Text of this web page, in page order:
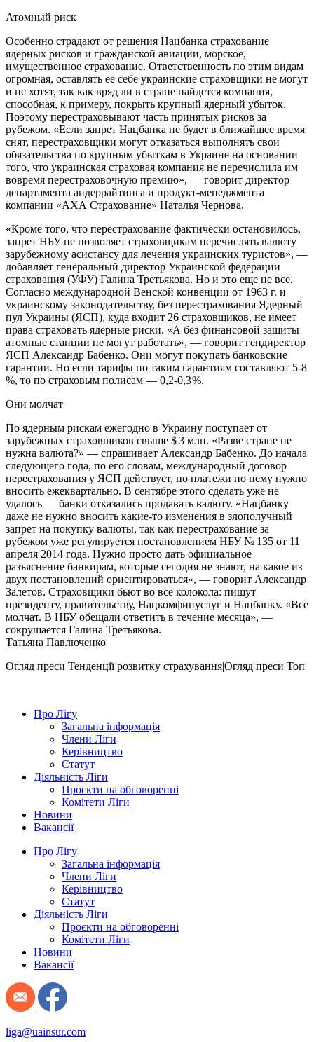
Атомный риск
Особенно страдают от решения Нацбанка страхование
ядерных рисков и гражданской авиации, морское,
имущественное страхование. Ответственность по этим видам
огромная, оставлять ее себе украинские страховщики не могут
и не хотят, так как вряд ли в стране найдется компания,
способная, к примеру, покрыть крупный ядерный убыток.
Поэтому перестраховывают часть принятых рисков за
рубежом. «Если запрет Нацбанка не будет в ближайшее время
снят, перестраховщики могут отказаться выполнять свои
обязательства по крупным убыткам в Украине на основании
того, что украинская страховая компания не перечислила им
вовремя перестраховочную премию», — говорит директор
департамента андеррайтинга и продукт-менеджмента
компании «АХА Страхование» Наталья Чернова.
«Кроме того, что перестрахование фактически остановилось,
запрет НБУ не позволяет страховщикам перечислять валюту
зарубежному асистансу для лечения украинских туристов», —
добавляет генеральный директор Украинской федерации
страхования (УФУ) Галина Третьякова. Но и это еще не все.
Согласно международной Венской конвенции от 1963 г. и
украинскому законодательству, без перестрахования Ядерный
пул Украины (ЯСП), куда входит 26 страховщиков, не имеет
права страховать ядерные риски. «А без финансовой защиты
атомные станции не могут работать», — говорит гендиректор
ЯСП Александр Бабенко. Они могут покупать банковские
гарантии. Но если тарифы по таким гарантиям составляют 5‑8
%, то по страховым полисам — 0,2‑0,3 %.
Они молчат
По ядерным рискам ежегодно в Украину поступает от
зарубежных страховщиков свыше $ 3 млн. «Разве стране не
нужна валюта?» — спрашивает Александр Бабенко. До начала
следующего года, по его словам, международный договор
перестрахования у ЯСП действует, но платежи по нему нужно
вносить ежеквартально. В сентябре этого сделать уже не
удалось — банки отказались продавать валюту. «Нацбанку
даже не нужно вносить какие-то изменения в злополучный
запрет на покупку валюты, так как перестрахование за
рубежом уже регулируется постановлением НБУ № 135 от 11
апреля 2014 года. Нужно просто дать официальное
разъяснение банкирам, которые сегодня не знают, на какое из
двух постановлений ориентироваться», — говорит Александр
Залетов. Страховщики бьют во все колокола: пишут
президенту, правительству, Нацкомфинуслуг и Нацбанку. «Все
молчат. В НБУ обещали ответить в течение месяца», —
сокрушается Галина Третьякова.
Татьяна Павлюченко
Огляд преси Тенденції розвитку страхування|Огляд преси Топ
Про Лігу
Загальна інформація
Члени Ліги
Керівництво
Статут
Діяльність Ліги
Проєкти на обговоренні
Комітети Ліги
Новини
Вакансії
Про Лігу
Загальна інформація
Члени Ліги
Керівництво
Статут
Діяльність Ліги
Проєкти на обговоренні
Комітети Ліги
Новини
Вакансії
liga@uainsur.com